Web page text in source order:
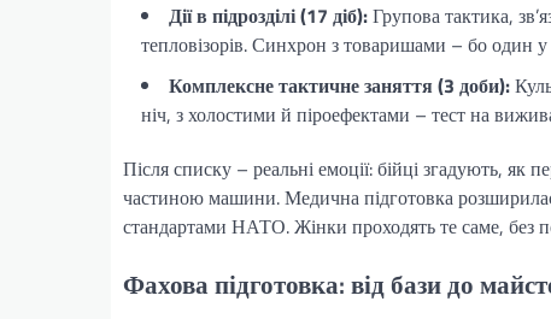
Дії в підрозділі (17 діб):Групова тактика,
тепловізорів. Синхрон з товаришами – бо один у
Комплексне тактичне заняття (3 доби):
ніч, з холостими й піроефектами – тест на
Після списку – реальні емоції: бійці згадують, як
частиною машини. Медична підготовка
стандартами НАТО. Жінки проходять те саме, без
Фахова підготовка: від бази до